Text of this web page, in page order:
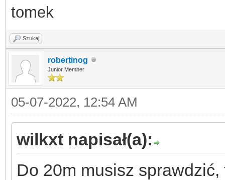
tomek
Szukaj
robertinog
Junior Member
05-07-2022, 12:54 AM
wilkxt napisał(a):
Do 20m musisz